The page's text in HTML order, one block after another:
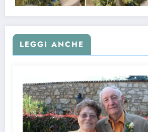
LEGGI ANCHE